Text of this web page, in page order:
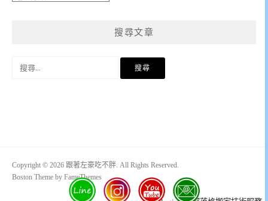
搜尋文章
Copyright © 2026 跟著左豪吃不胖. All Rights Reserved.
Boston Theme by FameThemes